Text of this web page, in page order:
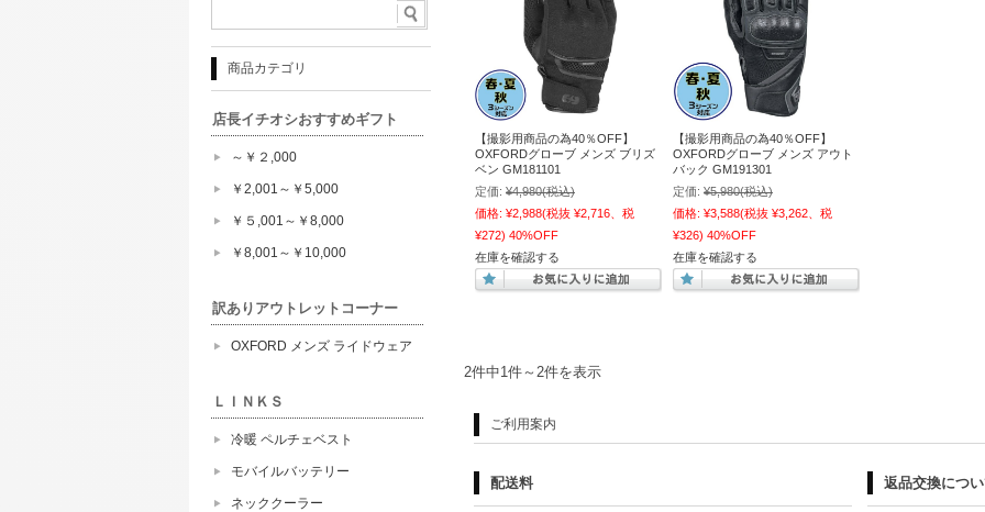
【撮影用商品の為40％OFF】
OXFORDグローブ メンズ ブリズ
ベン GM181101
定価: ¥4,980(税込)
価格: ¥2,988(税抜 ¥2,716、税
¥272) 40%OFF
在庫を確認する
【撮影用商品の為40％OFF】
OXFORDグローブ メンズ アウト
バック GM191301
定価: ¥5,980(税込)
価格: ¥3,588(税抜 ¥3,262、税
¥326) 40%OFF
在庫を確認する
2件中1件～2件を表示
ご利用案内
配送料 返品交換につ
商品カテゴリ
店長イチオシおすすめギフト
～￥２,000
￥2,001～￥5,000
￥５,001～￥8,000
￥8,001～￥10,000
訳ありアウトレットコーナー
OXFORD メンズ ライドウェア
ＬＩＮＫＳ
冷暖 ペルチェベスト
モバイルバッテリー
ネッククーラー